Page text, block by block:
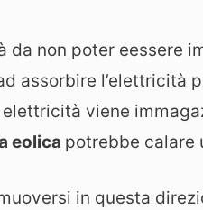
non poter eessere
assorbire l’elettricità
viene
eolica potrebbe calare
in questa